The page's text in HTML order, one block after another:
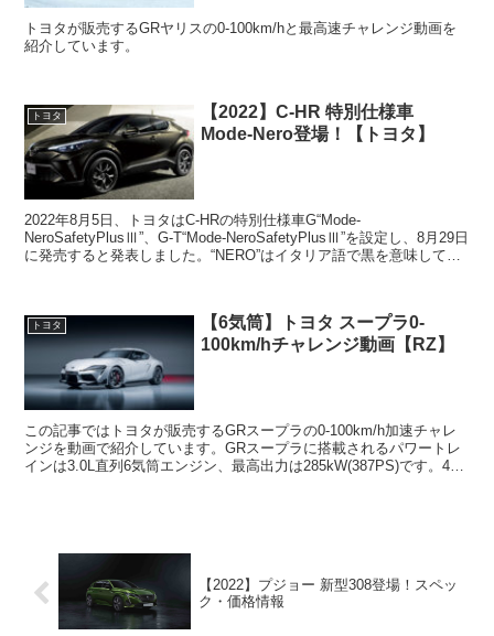
トヨタが販売するGRヤリスの0-100km/hと最高速チャレンジ動画を
紹介しています。
トヨタ
【2022】C-HR 特別仕様車
Mode-Nero登場！【トヨタ】
2022年8月5日、トヨタはC-HRの特別仕様車G“Mode-
NeroSafetyPlusⅢ”、G-T“Mode-NeroSafetyPlusⅢ”を設定し、8月29日
に発売すると発表しました。“NERO”はイタリア語で黒を意味してお
トヨタ
【6気筒】トヨタ スープラ0-
100km/hチャレンジ動画【RZ】
この記事ではトヨタが販売するGRスープラの0-100km/h加速チャレ
ンジを動画で紹介しています。GRスープラに搭載されるパワートレ
インは3.0L直列6気筒エンジン、最高出力は285kW(387PS)です。4気
【2022】プジョー 新型308登場！スペッ
ク・価格情報